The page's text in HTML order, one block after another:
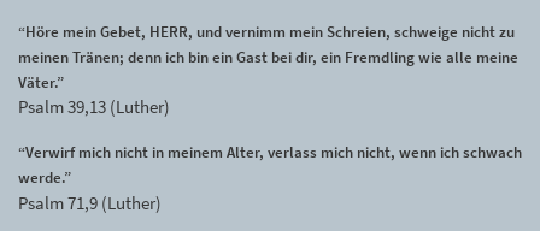
“Höre mein Gebet, HERR, und vernimm mein Schreien, schweige nicht zu
meinen Tränen; denn ich bin ein Gast bei dir, ein Fremdling wie alle meine
Väter.”
Psalm 39,13 (Luther)
“Verwirf mich nicht in meinem Alter, verlass mich nicht, wenn ich schwach
werde.”
Psalm 71,9 (Luther)